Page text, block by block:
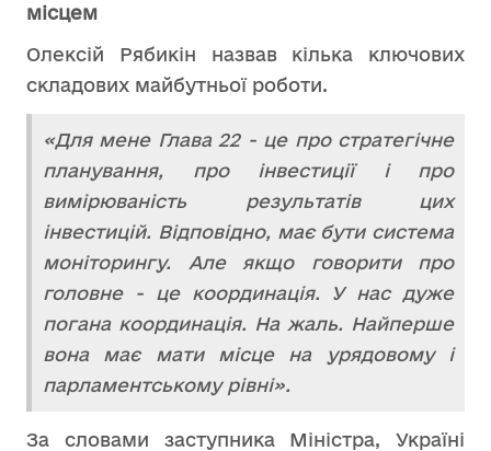
місцем
Олексій Рябикін назвав кілька ключових
складових майбутньої роботи.
«Для мене Глава 22 - це про стратегічне
планування, про інвестиції і про
вимірюваність результатів цих
інвестицій. Відповідно, має бути система
моніторингу. Але якщо говорити про
головне - це координація. У нас дуже
погана координація. На жаль. Найперше
вона має мати місце на урядовому і
парламентському рівні».
За словами заступника Міністра, Україні